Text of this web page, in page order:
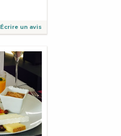
Écrire un avis